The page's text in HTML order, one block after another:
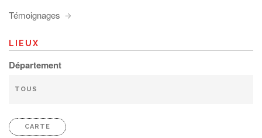
Témoignages
LIEUX
Département
CARTE